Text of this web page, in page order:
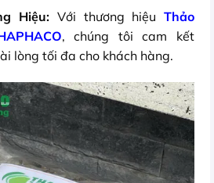
Hiệu: Với thương hiệuThảo
, chúng tôi cam kết
lòng tối đa cho khách hàng.